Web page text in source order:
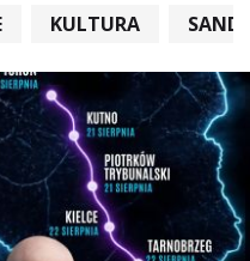
KULTURA